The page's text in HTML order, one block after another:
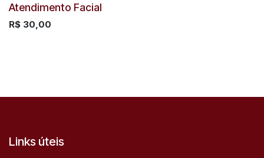
Atendimento Facial
R$ 30,00
Links úteis